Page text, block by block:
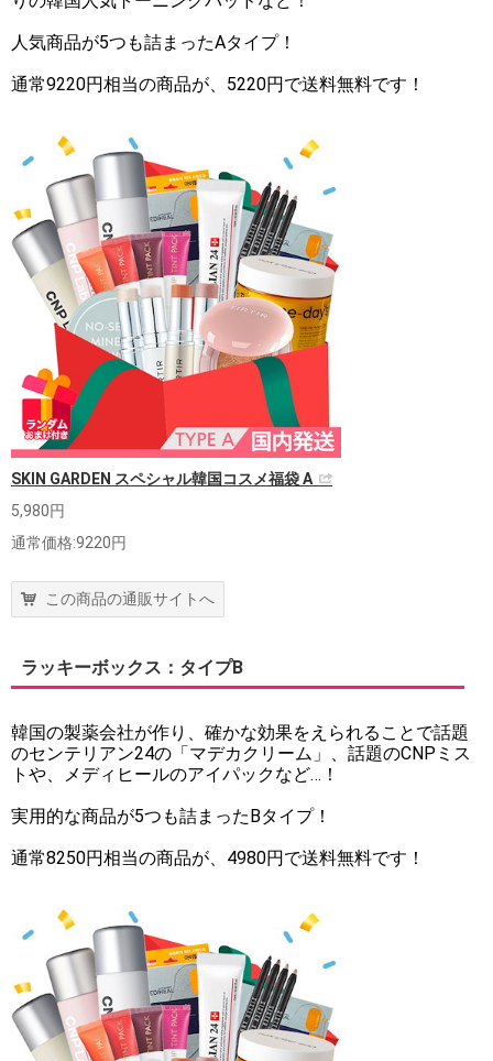
人気商品が5つも詰まったAタイプ！
通常9220円相当の商品が、5220円で送料無料です！
SKIN GARDEN スペシャル韓国コスメ福袋 A
5,980円
通常価格:9220円
この商品の通販サイトへ
ラッキーボックス：タイプB
韓国の製薬会社が作り、確かな効果をえられることで話題
のセンテリアン24の「マデカクリーム」、話題のCNPミス
トや、メディヒールのアイパックなど…！
実用的な商品が5つも詰まったBタイプ！
通常8250円相当の商品が、4980円で送料無料です！